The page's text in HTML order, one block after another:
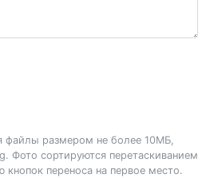
файлы размером не более 10МБ,
Фото сортируются перетаскиванием
кнопок переноса на первое место.